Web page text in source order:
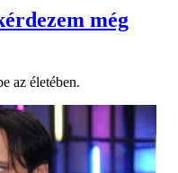
még
az életében.